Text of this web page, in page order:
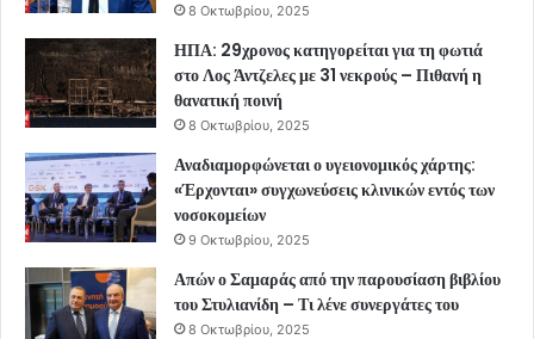
8 Οκτωβρίου, 2025
ΗΠΑ: 29χρονος κατηγορείται για τη φωτιά
στο Λος Άντζελες με 31 νεκρούς – Πιθανή η
θανατική ποινή
8 Οκτωβρίου, 2025
Αναδιαμορφώνεται ο υγειονομικός χάρτης:
«Έρχονται» συγχωνεύσεις κλινικών εντός των
νοσοκομείων
9 Οκτωβρίου, 2025
Απών ο Σαμαράς από την παρουσίαση βιβλίου
του Στυλιανίδη – Τι λένε συνεργάτες του
8 Οκτωβρίου, 2025